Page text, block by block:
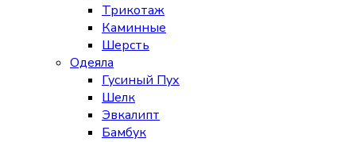
Трикотаж
Каминные
Шерсть
Одеяла
Гусиный Пух
Шелк
Эвкалипт
Бамбук